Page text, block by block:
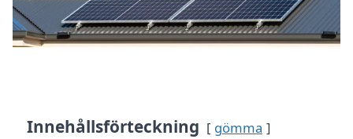
Innehållsförteckning gömma